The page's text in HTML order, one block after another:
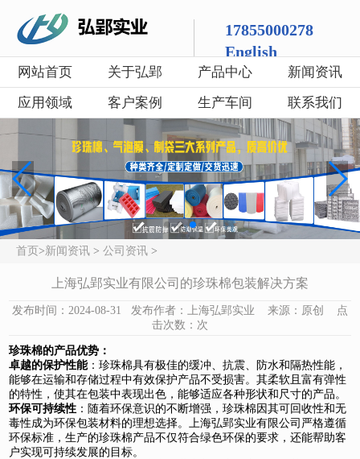
17855000278
English
网站首页 关于弘郢 产品中心
新闻资讯
应用领域
客户案例 生产车间 联系我们
首页 >新闻资讯 > 公司资讯 >
上海弘郢实业有限公司的珍珠棉包装解决方案
发布时间：2024-08-31 发布作者：上海弘郢实业 来源：原创 点
击次数： 次
珍珠棉的产品优势：
卓越的保护性能：珍珠棉具有极佳的缓冲、抗震、防水和隔热性能，
能够在运输和存储过程中有效保护产品不受损害。其柔软且富有弹性
的特性，使其在包装中表现出色，能够适应各种形状和尺寸的产品。
环保可持续性 ：随着环保意识的不断增强，珍珠棉因其可回收性和无
毒性成为环保包装材料的理想选择。上海弘郢实业有限公司严格遵循
环保标准，生产的珍珠棉产品不仅符合绿色环保的要求，还能帮助客
户实现可持续发展的目标。